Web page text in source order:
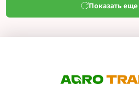
Показать еще